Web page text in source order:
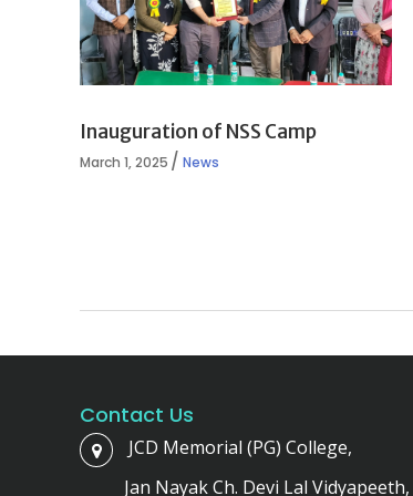
Inauguration of NSS Camp
March 1, 2025 News
Contact Us
JCD Memorial (PG) College,
Jan Nayak Ch. Devi Lal Vidyapeeth,